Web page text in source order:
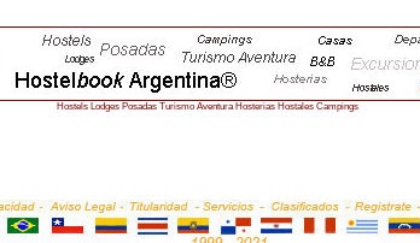
Hostels Lodges Posadas Turismo Aventura Hosterias Hostales Campings